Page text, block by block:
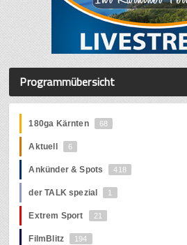
Programmübersicht
180ga Kärnten 68
Aktuell 6
Ankünder & Spots 418
der TALK spezial 1
Extrem Sport 21
FilmBlitz 194